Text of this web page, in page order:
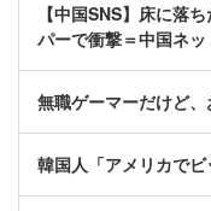
【中国SNS】床に落
パーで衝撃＝中国ネッ
無職ゲーマーだけど
韓国人「アメリカでビ